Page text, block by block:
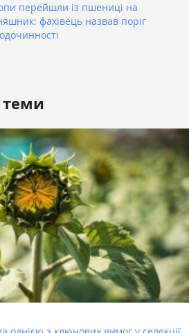
перейшли із пшениці на
фахівець назвав поріг
теми